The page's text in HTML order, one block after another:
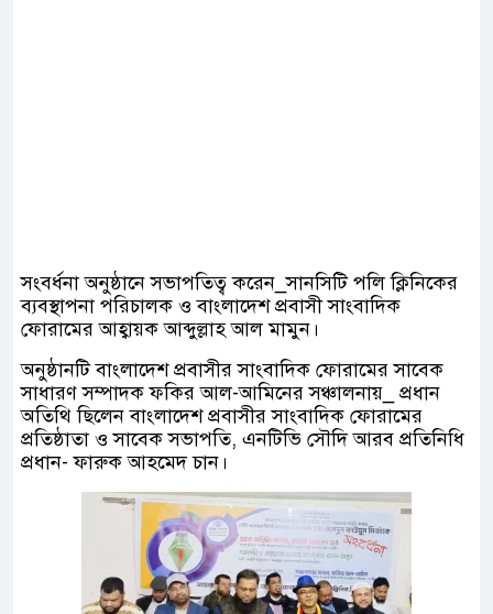
সংবর্ধনা অনুষ্ঠানে সভাপতিত্ব করেন_সানসিটি পলি ক্লিনিকের
ব্যবস্থাপনা পরিচালক ও বাংলাদেশ প্রবাসী সাংবাদিক
ফোরামের আহ্বায়ক আব্দুল্লাহ আল মামুন।
অনুষ্ঠানটি বাংলাদেশ প্রবাসীর সাংবাদিক ফোরামের সাবেক
সাধারণ সম্পাদক ফকির আল-আমিনের সঞ্চালনায়_ প্রধান
অতিথি ছিলেন বাংলাদেশ প্রবাসীর সাংবাদিক ফোরামের
প্রতিষ্ঠাতা ও সাবেক সভাপতি, এনটিভি সৌদি আরব প্রতিনিধি
প্রধান- ফারুক আহমেদ চান।